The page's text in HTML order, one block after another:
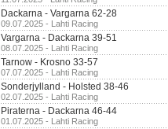
Dackarna - Vargarna 62-28
09.07.2025 - Lahti Racing
Vargarna - Dackarna 39-51
08.07.2025 - Lahti Racing
Tarnow - Krosno 33-57
07.07.2025 - Lahti Racing
Sonderjylland - Holsted 38-46
02.07.2025 - Lahti Racing
Piraterna - Dackarna 46-44
01.07.2025 - Lahti Racing